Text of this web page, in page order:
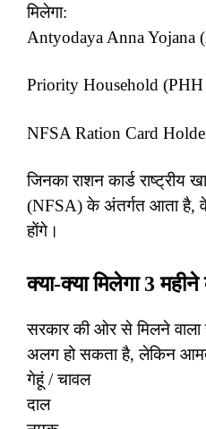
मिलेगा:
Antyodaya Anna Yojana
Priority Household (PHH
NFSA Ration Card
जिनका राशन कार्ड राष्ट्रीय
(NFSA) के अंतर्गत आता है, वे
होंगे।
क्या-क्या मिलेगा 3
सरकार की ओर से मिलने वाला
अलग हो सकता है, लेकिन
गेहूं / चावल
दाल